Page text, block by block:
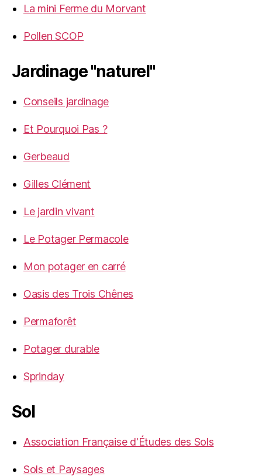
La mini Ferme du Morvant
Pollen SCOP
Jardinage "naturel"
Conseils jardinage
Et Pourquoi Pas ?
Gerbeaud
Gilles Clément
Le jardin vivant
Le Potager Permacole
Mon potager en carré
Oasis des Trois Chênes
Permaforêt
Potager durable
Sprinday
Sol
Association Française d'Études des Sols
Sols et Paysages